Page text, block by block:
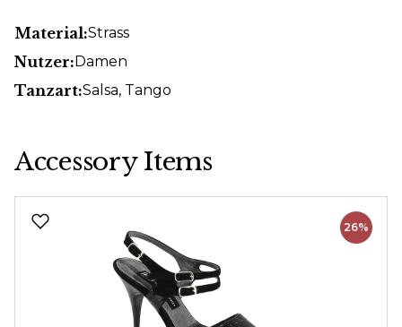
Material:Strass
Nutzer:Damen
Tanzart:Salsa, Tango
Accessory Items
26%